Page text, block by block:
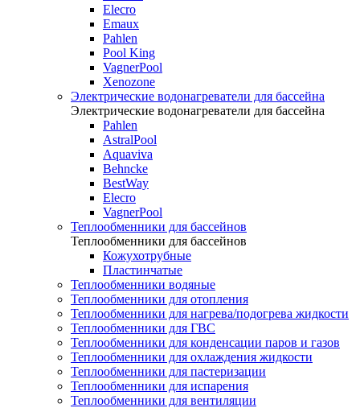
Elecro
Emaux
Pahlen
Pool King
VagnerPool
Xenozone
Электрические водонагреватели для бассейна
Электрические водонагреватели для бассейна
Pahlen
AstralPool
Aquaviva
Behncke
BestWay
Elecro
VagnerPool
Теплообменники для бассейнов
Теплообменники для бассейнов
Кожухотрубные
Пластинчатые
Теплообменники водяные
Теплообменники для отопления
Теплообменники для нагрева/подогрева жидкости
Теплообменники для ГВС
Теплообменники для конденсации паров и газов
Теплообменники для охлаждения жидкости
Теплообменники для пастеризации
Теплообменники для испарения
Теплообменники для вентиляции